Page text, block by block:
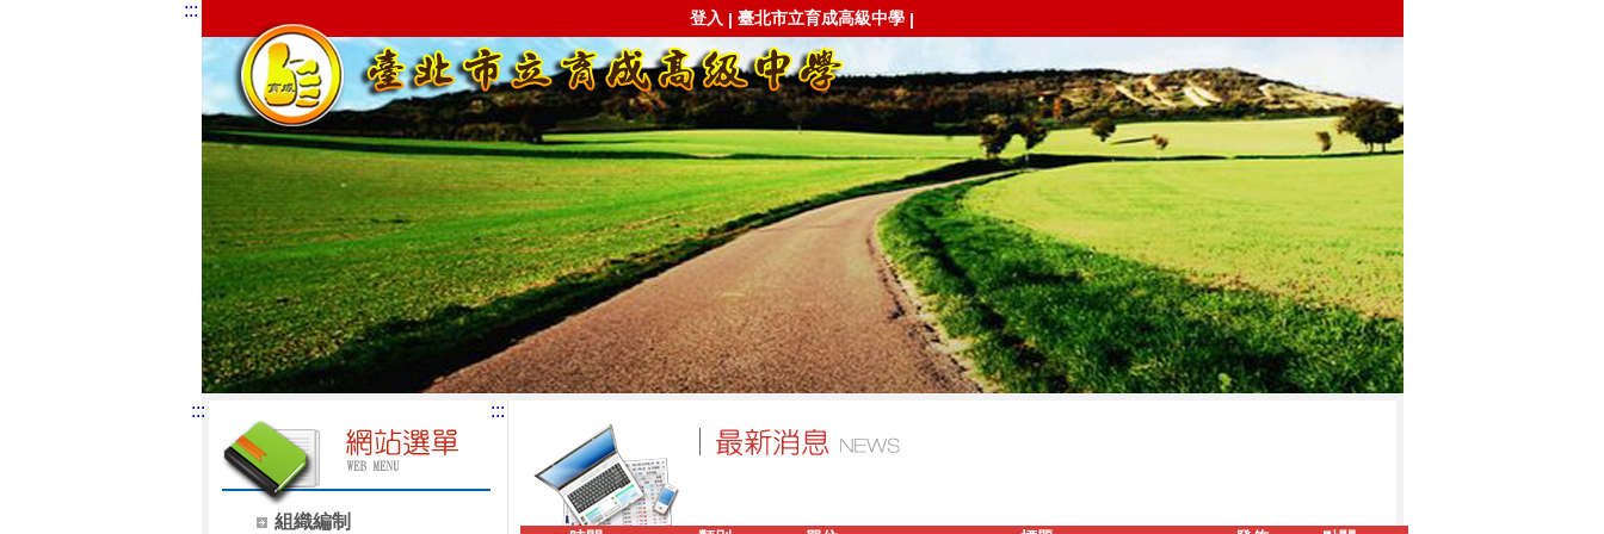
::: 登入 | 臺北市立育成高級中學 |
:::
組織編制
:::